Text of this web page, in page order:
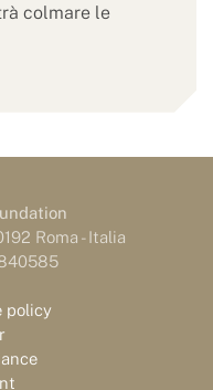
colmare le
Roma - Italia
policy